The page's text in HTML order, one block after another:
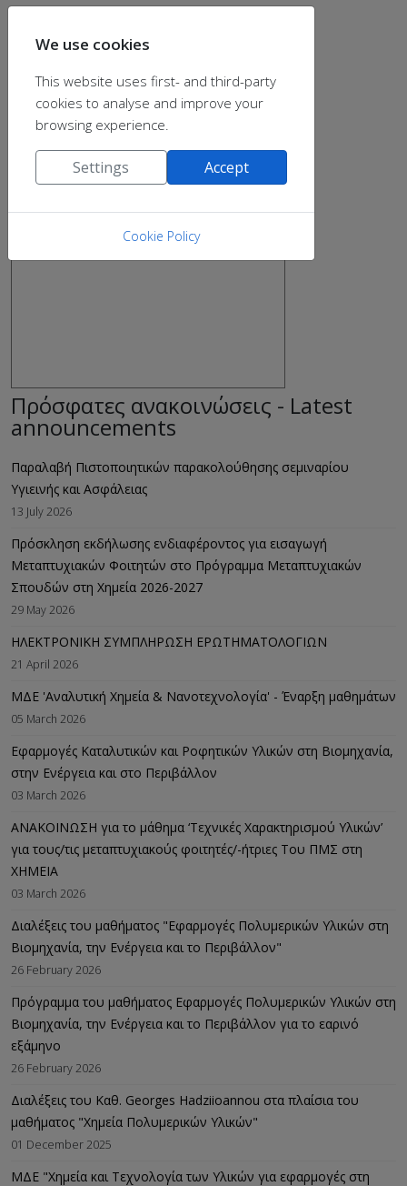
Πρόσφατες ανακοινώσεις - Latest
announcements
Παραλαβή Πιστοποιητικών παρακολούθησης σεμιναρίου
Υγιεινής και Ασφάλειας
13 July 2026
Πρόσκληση εκδήλωσης ενδιαφέροντος για εισαγωγή
Μεταπτυχιακών Φοιτητών στο Πρόγραμμα Μεταπτυχιακών
Σπουδών στη Χημεία 2026-2027
29 May 2026
ΗΛΕΚΤΡΟΝΙΚΗ ΣΥΜΠΛΗΡΩΣΗ ΕΡΩΤΗΜΑΤΟΛΟΓΙΩΝ
21 April 2026
ΜΔΕ 'Αναλυτική Χημεία & Νανοτεχνολογία' - Έναρξη μαθημάτων
05 March 2026
Εφαρμογές Καταλυτικών και Ροφητικών Υλικών στη Βιομηχανία,
στην Ενέργεια και στο Περιβάλλον
03 March 2026
ΑΝΑΚΟΙΝΩΣΗ για το μάθημα ‘Τεχνικές Χαρακτηρισμού Υλικών’
για τους/τις μεταπτυχιακούς φοιτητές/-ήτριες Του ΠΜΣ στη
ΧΗΜΕΙΑ
03 March 2026
Διαλέξεις του μαθήματος "Εφαρμογές Πολυμερικών Υλικών στη
Βιομηχανία, την Ενέργεια και το Περιβάλλον"
26 February 2026
Πρόγραμμα του μαθήματος Εφαρμογές Πολυμερικών Υλικών στη
Βιομηχανία, την Ενέργεια και το Περιβάλλον για το εαρινό
εξάμηνο
26 February 2026
Διαλέξεις του Καθ. Georges Hadziioannou στα πλαίσια του
μαθήματος "Χημεία Πολυμερικών Υλικών"
01 December 2025
ΜΔΕ "Χημεία και Τεχνολογία των Υλικών για εφαρμογές στη
We use cookies
This website uses first- and third-party
cookies to analyse and improve your
browsing experience.
Settings Accept
Cookie Policy